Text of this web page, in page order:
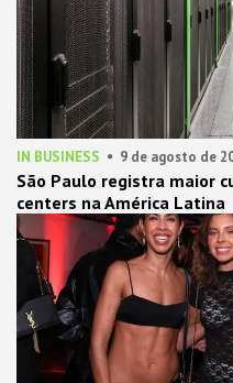
IN BUSINESS 9 de agosto de
São Paulo registra maior
centers na América Latina